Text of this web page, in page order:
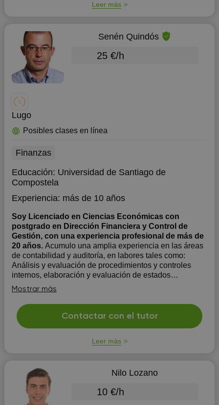
Leer más
Senén Quindós
25 €/h
Lugo
Posibles clases en línea
Finanzas
Educación: Universidad de Santiago de
Compostela
Experiencia: más de 10 años
Soy Licenciado en Ciencias Económicas con
postgrado en Dirección Financiera y Control de
Gestión, con una experiencia profesional de más de
20 años. Acumulo una amplia experiencia en las áreas
de contabilidad y auditoría, en labores tales como:
Análisis y evaluación de procedimientos y controles
internos, elaboración y evaluación de estados
financieros y soporte en el desarrollo e implementación
de soluciones para la mejora y optimización de los...
Mostrar más
Contactar con el tutor
Leer más
Nilo Lozano
10 €/h